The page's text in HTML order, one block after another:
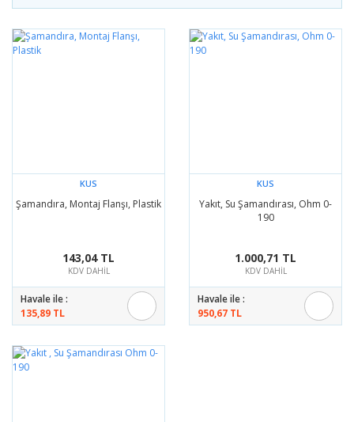
KUS
Şamandıra, Montaj Flanşı, Plastik
143,04 TL
KDV DAHİL
Havale ile :
135,89 TL
KUS
Yakıt, Su Şamandırası, Ohm 0-
190
1.000,71 TL
KDV DAHİL
Havale ile :
950,67 TL